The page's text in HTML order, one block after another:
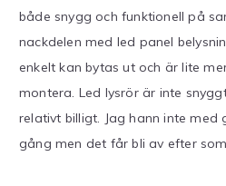
både snygg och funktionell på
nackdelen med led panel
enkelt kan bytas ut och är lite
montera. Led lysrör är inte
relativt billigt. Jag hann inte
gång men det får bli av efter